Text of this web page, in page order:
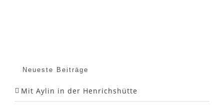
Neueste Beiträge
Mit Aylin in der Henrichshütte